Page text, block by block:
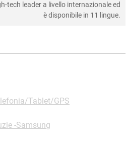
tech leader a livello internazionale ed
è disponibile in 11 lingue.
Tablet/GPS
-Samsung